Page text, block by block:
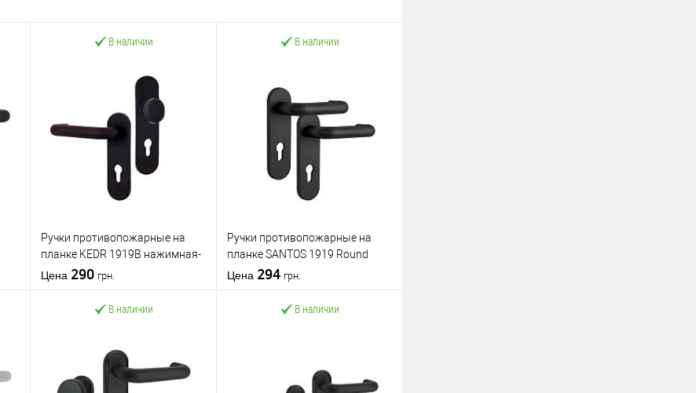
В наличии
Ручки противопожарные на
планке KEDR 1919В нажимная-
фиксированная BLACK черные
Цена 290 грн.
Купить в 1
К
В наличии
Ручки противопожарные на
планке SANTOS 1919 Round
Black черные
Цена 294 грн.
В наличии В наличии